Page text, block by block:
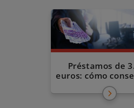
Préstamos de
euros: cómo